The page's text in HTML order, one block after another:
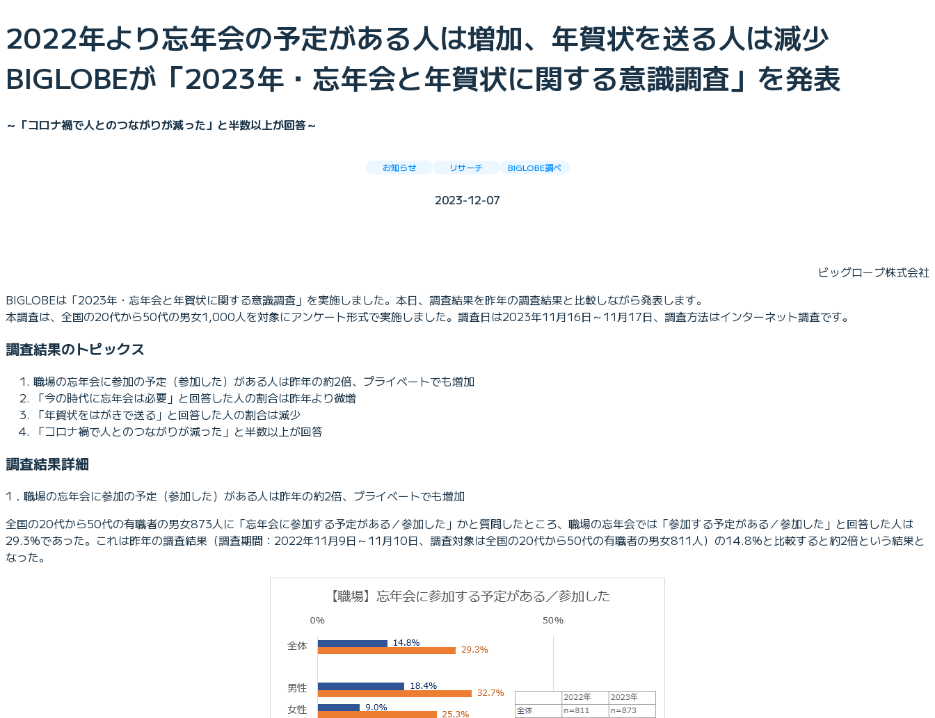
2022年より忘年会の予定がある人は増加、年賀状を送る人は減少
BIGLOBEが「2023年・忘年会と年賀状に関する意識調査」を発表
～「コロナ禍で人とのつながりが減った」と半数以上が回答～
お知らせ リサーチ BIGLOBE調べ
2023-12-07
ビッグローブ株式会社
BIGLOBEは「2023年・忘年会と年賀状に関する意識調査」を実施しました。本日、調査結果を昨年の調査結果と比較しながら発表します。
本調査は、全国の20代から50代の男女1,000人を対象にアンケート形式で実施しました。調査日は2023年11月16日～11月17日、調査方法はインターネット調査です。
調査結果のトピックス
職場の忘年会に参加の予定（参加した）がある人は昨年の約2倍、プライベートでも増加
「今の時代に忘年会は必要」と回答した人の割合は昨年より微増
「年賀状をはがきで送る」と回答した人の割合は減少
「コロナ禍で人とのつながりが減った」と半数以上が回答
調査結果詳細
1．職場の忘年会に参加の予定（参加した）がある人は昨年の約2倍、プライベートでも増加
全国の20代から50代の有職者の男女873人に「忘年会に参加する予定がある／参加した」かと質問したところ、職場の忘年会では「参加する予定がある／参加した」と回答した人は
29.3%であった。これは昨年の調査結果（調査期間：2022年11月9日～11月10日、調査対象は全国の20代から50代の有職者の男女811人）の14.8%と比較すると約2倍という結果と
なった。